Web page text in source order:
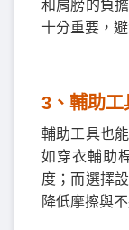
和肩膀的負
十分重要，
3️ 、 輔助工
輔助工具也
如穿衣輔助
度；而選擇
降低摩擦與